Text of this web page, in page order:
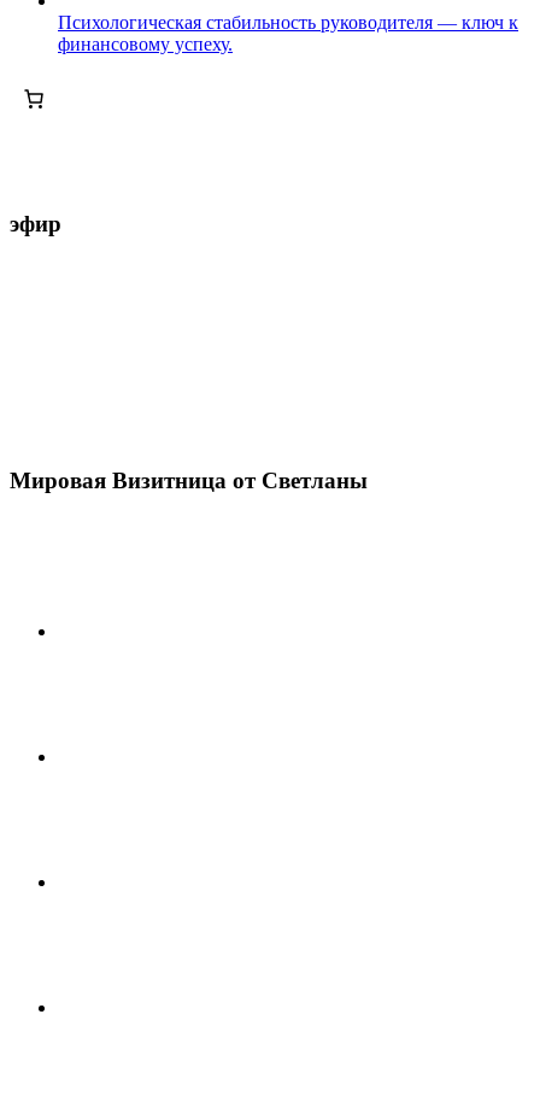
Психологическая стабильность руководителя — ключ к
финансовому успеху.
эфир
Мировая Визитница от Светланы